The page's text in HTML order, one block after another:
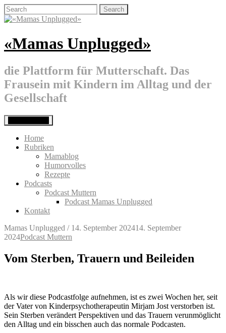
Skip
to
Search
for:
«Mamas Unplugged»
die Plattform für Mutterschaft. Das
Frausein mit Kindern im Alltag und der
Gesellschaft
Home
Rubriken
Mamablog
Humorvolles
Rezepte
Podcasts
Podcast Muttern
Podcast Mamas Unplugged
Kontakt
Mamas Unplugged / 14. September 202414. September
2024Podcast Muttern
Vom Sterben, Trauern und Beileiden
Als wir diese Podcastfolge aufnehmen, ist es zwei Wochen her, seit
der Vater von Kinderpsychotherapeutin Mirjam Jost verstorben ist.
Sein Sterben verändert Perspektiven und das Trauern verunmöglicht
den Alltag und ein bisschen auch das normale Podcasten.